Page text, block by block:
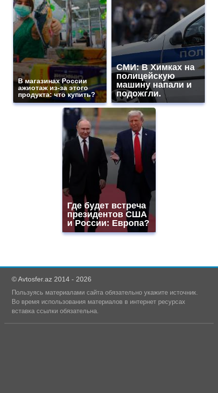
В магазинах России
ажиотаж из-за этого
продукта: что купить?
СМИ: В Химках на
полицейскую
машину напали и
подожгли.
Где будет встреча
президентов США
и России: Европа?
© Avtosfer.az 2014 - 2026
Пользуясь материалами сайта обязательно укажите источник.
Во время использования материалов в интернет ресурсах
вставка ссылки обязательна.